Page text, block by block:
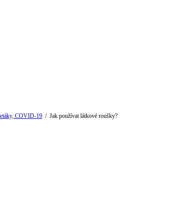
COVID-19 / Jak používat látkové roušky?